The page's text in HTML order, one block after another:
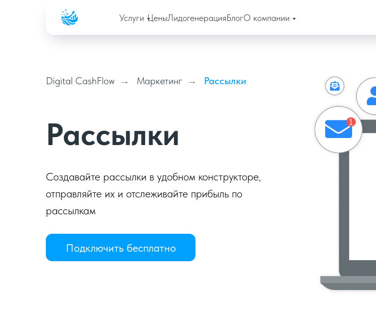
Услуги ЦеныЛидогенерацияБлогО компании
Digital CashFlow → Маркетинг → Рассылки
Рассылки
Создавайте рассылки в удобном конструкторе,
отправляйте их и отслеживайте прибыль по
рассылкам
Подключить бесплатно